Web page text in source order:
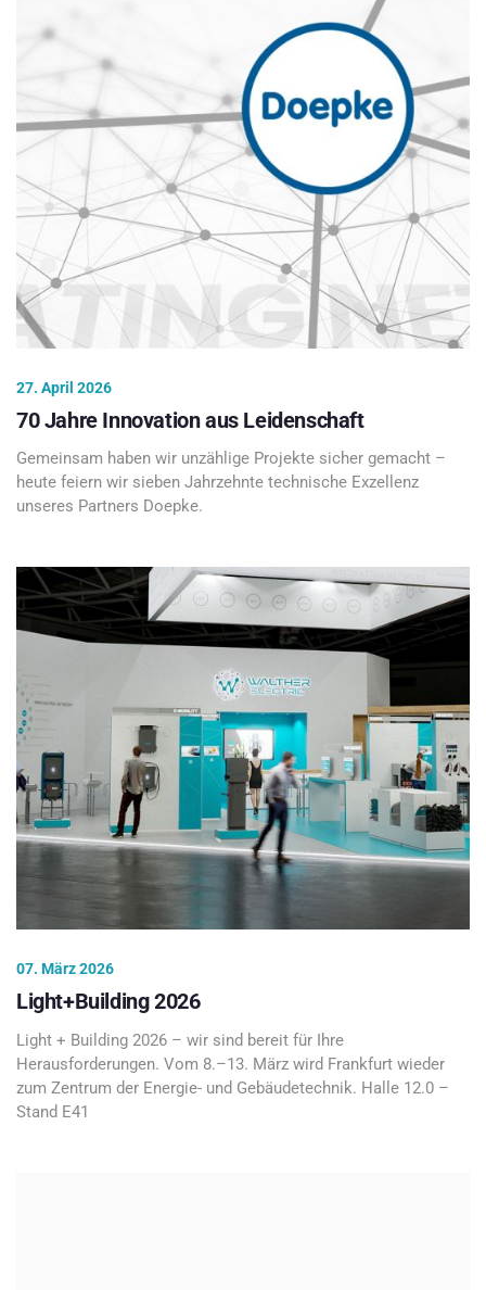
27. April 2026
70 Jahre Innovation aus Leidenschaft
Gemeinsam haben wir unzählige Projekte sicher gemacht –
heute feiern wir sieben Jahrzehnte technische Exzellenz
unseres Partners Doepke.
07. März 2026
Light+Building 2026
Light + Building 2026 – wir sind bereit für Ihre
Herausforderungen. Vom 8.–13. März wird Frankfurt wieder
zum Zentrum der Energie- und Gebäudetechnik. Halle 12.0 –
Stand E41